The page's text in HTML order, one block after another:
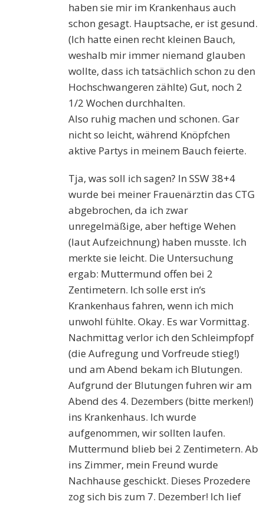
haben sie mir im Krankenhaus auch
schon gesagt. Hauptsache, er ist gesund.
(Ich hatte einen recht kleinen Bauch,
weshalb mir immer niemand glauben
wollte, dass ich tatsächlich schon zu den
Hochschwangeren zählte) Gut, noch 2
1/2 Wochen durchhalten.
Also ruhig machen und schonen. Gar
nicht so leicht, während Knöpfchen
aktive Partys in meinem Bauch feierte.
Tja, was soll ich sagen? In SSW 38+4
wurde bei meiner Frauenärztin das CTG
abgebrochen, da ich zwar
unregelmäßige, aber heftige Wehen
(laut Aufzeichnung) haben musste. Ich
merkte sie leicht. Die Untersuchung
ergab: Muttermund offen bei 2
Zentimetern. Ich solle erst in‘s
Krankenhaus fahren, wenn ich mich
unwohl fühlte. Okay. Es war Vormittag.
Nachmittag verlor ich den Schleimpfopf
(die Aufregung und Vorfreude stieg!)
und am Abend bekam ich Blutungen.
Aufgrund der Blutungen fuhren wir am
Abend des 4. Dezembers (bitte merken!)
ins Krankenhaus. Ich wurde
aufgenommen, wir sollten laufen.
Muttermund blieb bei 2 Zentimetern. Ab
ins Zimmer, mein Freund wurde
Nachhause geschickt. Dieses Prozedere
zog sich bis zum 7. Dezember! Ich lief